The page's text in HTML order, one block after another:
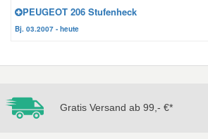
PEUGEOT 206 Stufenheck
Bj. 03.2007 - heute
Gratis Versand ab 99,- €*
Jeep Ersatzteile
Lancia Ersatzteile